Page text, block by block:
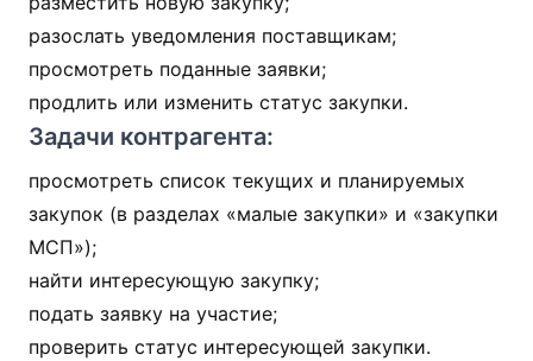
разослать уведомления поставщикам;
просмотреть поданные заявки;
продлить или изменить статус закупки.
Задачи контрагента:
просмотреть список текущих и планируемых
закупок (в разделах «малые закупки» и «закупки
МСП»);
найти интересующую закупку;
подать заявку на участие;
проверить статус интересующей закупки.